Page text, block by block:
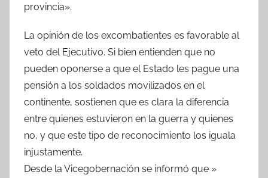
provincia».
La opinión de los excombatientes es favorable al
veto del Ejecutivo. Si bien entienden que no
pueden oponerse a que el Estado les pague una
pensión a los soldados movilizados en el
continente, sostienen que es clara la diferencia
entre quienes estuvieron en la guerra y quienes
no, y que este tipo de reconocimiento los iguala
injustamente.
Desde la Vicegobernación se informó que »